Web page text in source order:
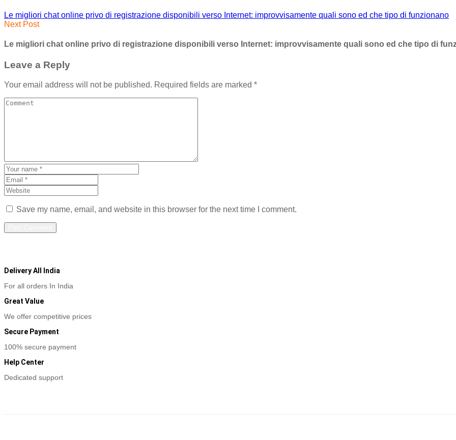
Le migliori chat online privo di registrazione disponibili verso Internet: improvvisamente quali sono ed che tipo di funzionano
Next Post
Le migliori chat online privo di registrazione disponibili verso Internet: improvvisamente quali sono ed che tipo di
Leave a Reply
Your email address will not be published. Required fields are marked *
Save my name, email, and website in this browser for the next time I comment.
Delivery All India
For all orders In India
Great Value
We offer competitive prices
Secure Payment
100% secure payment
Help Center
Dedicated support